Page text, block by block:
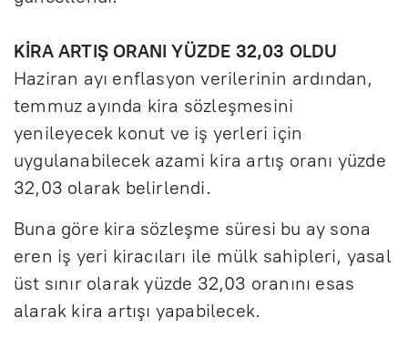
KİRA ARTIŞ ORANI YÜZDE 32,03 OLDU
Haziran ayı enflasyon verilerinin ardından,
temmuz ayında kira sözleşmesini
yenileyecek konut ve iş yerleri için
uygulanabilecek azami kira artış oranı yüzde
32,03 olarak belirlendi.
Buna göre kira sözleşme süresi bu ay sona
eren iş yeri kiracıları ile mülk sahipleri, yasal
üst sınır olarak yüzde 32,03 oranını esas
alarak kira artışı yapabilecek.